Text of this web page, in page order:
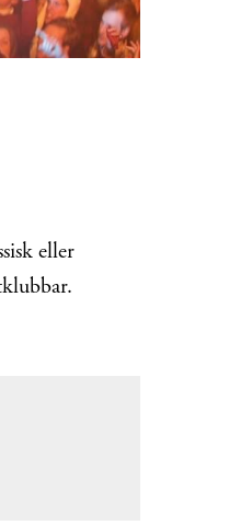
eller